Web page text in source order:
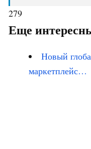
279
Еще
Новый
маркетплейс…